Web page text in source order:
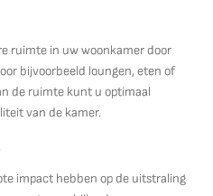
ruimte in uw woonkamer door
bijvoorbeeld loungen, eten of
de ruimte kunt u optimaal
van de kamer.
impact hebben op de uitstraling